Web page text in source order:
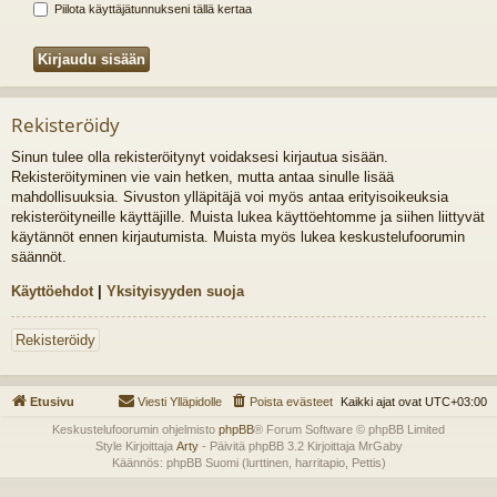
Piilota käyttäjätunnukseni tällä kertaa
Rekisteröidy
Sinun tulee olla rekisteröitynyt voidaksesi kirjautua sisään.
Rekisteröityminen vie vain hetken, mutta antaa sinulle lisää
mahdollisuuksia. Sivuston ylläpitäjä voi myös antaa erityisoikeuksia
rekisteröityneille käyttäjille. Muista lukea käyttöehtomme ja siihen liittyvät
käytännöt ennen kirjautumista. Muista myös lukea keskustelufoorumin
säännöt.
Käyttöehdot | Yksityisyyden suoja
Rekisteröidy
Etusivu Kaikki ajat ovat UTC+03:00
Poista evästeet
Viesti Ylläpidolle
Keskustelufoorumin ohjelmisto phpBB® Forum Software © phpBB Limited
Style Kirjoittaja Arty- Päivitä phpBB 3.2 Kirjoittaja MrGaby
Käännös: phpBB Suomi (lurttinen, harritapio, Pettis)